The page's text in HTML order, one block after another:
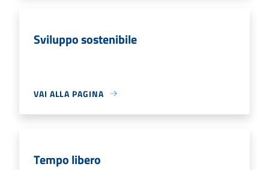
Sviluppo sostenibile
VAI ALLA PAGINA
Tempo libero